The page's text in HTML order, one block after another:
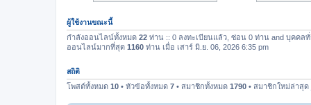
ผู้ใช้งานขณะนี้
กำลังออนไลน์ทั้งหมด 22 ท่าน :: 0 ลงทะเบียนแล้ว, ซ่อน 0 ท่าน and บุคคล
ออนไลน์มากที่สุด 1160 ท่าน เมื่อ เสาร์ มิ.ย. 06, 2026 6:35 pm
สถิติ
โพสต์ทั้งหมด 10 • หัวข้อทั้งหมด 7 • สมาชิกทั้งหมด 1790 • สมาชิกใหม่ล่าสุด